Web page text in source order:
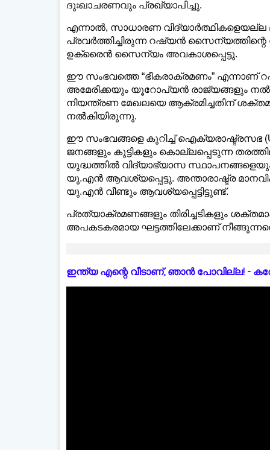
ദുഃഖാചരണവും പ്രഖ്യാപിച്ചു.
എന്നാൽ, സാധാരണ വിദ്യാർത്ഥികളെയല്ല
പ്രവർത്തിച്ചിരുന്ന റഷ്യൻ
ഉക്രൈൻ സൈന്യം അവകാശപ്പെട്ടു.
ഈ സംഭവത്തെ “ഭീകരാക്രമണം” എന്നാണ്
അമേരിക്കയും യൂറോപ്യൻ രാജ്യങ്ങളും
നിയന്ത്രണ മേഖലയെ ആക്രമിച്ചതിന്
നൽകിയിരുന്നു.
ഈ സംഭവങ്ങളെ കുറിച്ച് ഐക്യരാഷ്ട്രസഭ
ജനങ്ങളും കുട്ടികളും കൊല്ലപ്പെടുന്ന
യുദ്ധത്തിൽ വിദ്യാഭ്യാസ
യു.എൻ ആവശ്യപ്പെട്ടു. അന്താരാഷ്ട്ര
യു.എൻ വീണ്ടും ആവശ്യപ്പെട്ടിട്ടുണ്ട്.
പ്രത്യാക്രമണങ്ങളും തിരിച്ചടികളും
അപകടകരമായ ഘട്ടത്തിലേക്കാണ്
ഇന്ത്യ എന്റെ വീടാണ്, ഞാൻ പോവില്ല! -